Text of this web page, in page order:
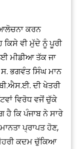
ਕਰਨ
ਵੀ ਮੁੱਦੇ ਨੂੰ ਪੂਰੀ
ਮੀਡੀਆ ਤੱਕ ਜਾ
ਭਗਵੰਤ ਸਿੰਘ ਮਾਨ
ਦੀ ਖੇਤਰੀ
ਵਿਰੋਧ ਵਜੋਂ ਚੁੱਕੇ
ਹੈ ਕਿ ਪੰਜਾਬ ਨੇ ਸਾਰੇ
ਪ੍ਰਾਪਤ ਹੋਣ,
ਕਦਮ ਚੁੱਕਿਆ